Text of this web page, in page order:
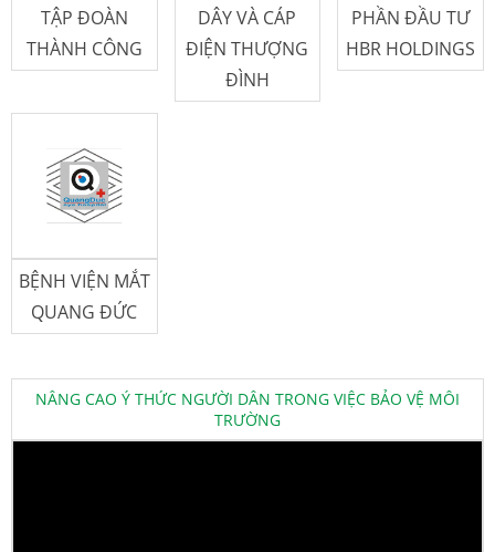
TẬP ĐOÀN
THÀNH CÔNG
DÂY VÀ CÁP
ĐIỆN THƯỢNG
ĐÌNH
PHẦN ĐẦU TƯ
HBR HOLDINGS
BỆNH VIỆN MẮT
QUANG ĐỨC
NÂNG CAO Ý THỨC NGƯỜI DÂN TRONG VIỆC BẢO VỆ MÔI
TRƯỜNG